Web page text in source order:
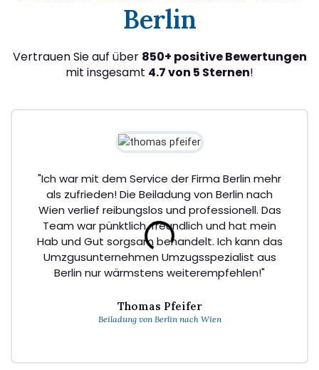
Berlin
Vertrauen Sie auf über 850+ positive Bewertungen
mit insgesamt 4.7 von 5 Sternen!
"Ich war mit dem Service der Firma Berlin mehr
als zufrieden! Die Beiladung von Berlin nach
Wien verlief reibungslos und professionell. Das
Team war pünktlich, freundlich und hat mein
Hab und Gut sorgsam behandelt. Ich kann das
Umzgusunternehmen Umzugsspezialist aus
Berlin nur wärmstens weiterempfehlen!"
Thomas Pfeifer
Beiladung von Berlin nach Wien